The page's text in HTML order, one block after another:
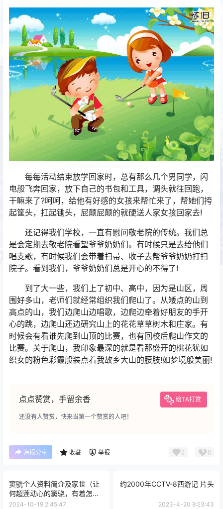
每每活动结束放学回家时，总有那么几个男同学，闪
电般飞奔回家，放下自己的书包和工具，调头就往回跑，
干嘛来了?呵呵，给他有好感的女孩来帮忙来了，帮她们挎
起筐头，扛起锄头，屁颠屁颠的就硬送人家女孩回家去!
还记得我们学校，一直有慰问敬老院的传统。我们总
是会定期去敬老院看望爷爷奶奶们。有时候只是去给他们
唱支歌，有时候我们会带着扫帚、收子去帮爷爷奶奶打扫
院子。看到我们，爷爷奶奶们总是开心的不得了!
到了大一些，我们上了初中、高中，因为是山区，周
围好多山，老师们就经常组织我们爬山了。从矮点的山到
高点的山，我们边爬山边唱歌，边爬边牵着好朋友的手开
心的跳，边爬山还边研究山上的花花草草树木和庄家。有
时候会有看谁先爬到山顶的比赛，也有回校后爬山作文的
比赛。关于爬山，我印象最深的就是看那盛开的桃花犹如
织女的粉色彩霞般装点着我故乡大山的腰肢!如梦境般美丽!
点点赞赏，手留余香 给TA打赏
还没有人赞赏，快来当第一个赞赏的人吧！
海报分享 收藏 举报 0 0
窦骁个人资料简介及家世（​让
何超莲动心的窦骁，有着怎样
的人生经历？）
2024-10-19 2:45:47
约2000年CCTV-8西游记 片头
2023-4-20 8:23:43